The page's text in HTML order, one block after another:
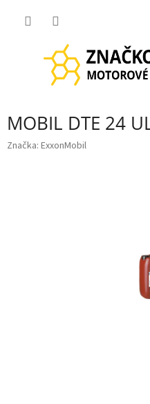
MOBIL DTE 24
Značka: ExxonMobil